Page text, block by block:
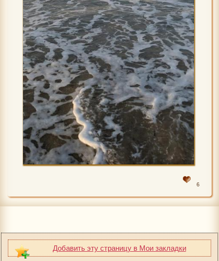
6
Добавить эту страницу в Мои закладки